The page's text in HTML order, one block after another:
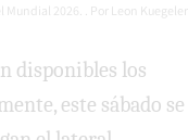
2026. Leon Kuegeler
disponibles los
este sábado se